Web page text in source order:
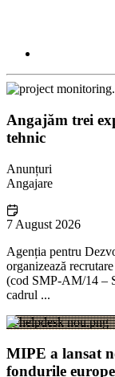
Angajăm trei
tehnic
Anunțuri
Angajare
7 August 2026
Agenția pentru
organizează
(cod SMP-AM/14 –
cadrul ...
MIPE a lansat
fondurile